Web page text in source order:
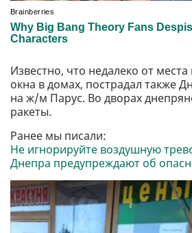
Известно, что недалеко от
окна в домах, пострадал также
на ж/м Парус. Во дворах
ракеты.
Ранее мы писали:
Не игнорируйте воздушную
Днепра предупреждают об